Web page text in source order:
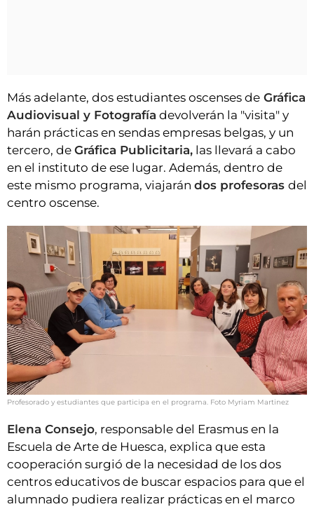
Más adelante, dos estudiantes oscenses de Gráfica
Audiovisual y Fotografía devolverán la "visita" y
harán prácticas en sendas empresas belgas, y un
tercero, de Gráfica Publicitaria, las llevará a cabo
en el instituto de ese lugar. Además, dentro de
este mismo programa, viajarán dos profesoras del
centro oscense.
Profesorado y estudiantes que participa en el programa. Foto Myriam Martinez
Elena Consejo, responsable del Erasmus en la
Escuela de Arte de Huesca, explica que esta
cooperación surgió de la necesidad de los dos
centros educativos de buscar espacios para que el
alumnado pudiera realizar prácticas en el marco